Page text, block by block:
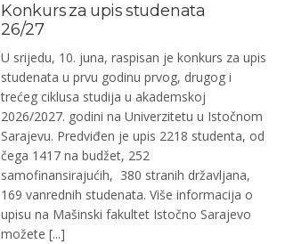
Konkurs za upis studenata
26/27
U srijedu, 10. juna, raspisan je konkurs za upis
studenata u prvu godinu prvog, drugog i
trećeg ciklusa studija u akademskoj
2026/2027. godini na Univerzitetu u Istočnom
Sarajevu. Predviđen je upis 2218 studenta, od
čega 1417 na budžet, 252
samofinansirajućih, 380 stranih državljana,
169 vanrednih studenata. Više informacija o
upisu na Mašinski fakultet Istočno Sarajevo
možete [...]